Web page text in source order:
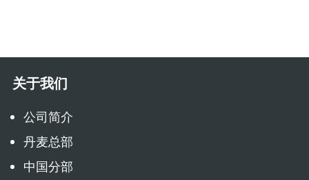
关于我们
公司简介
丹麦总部
中国分部